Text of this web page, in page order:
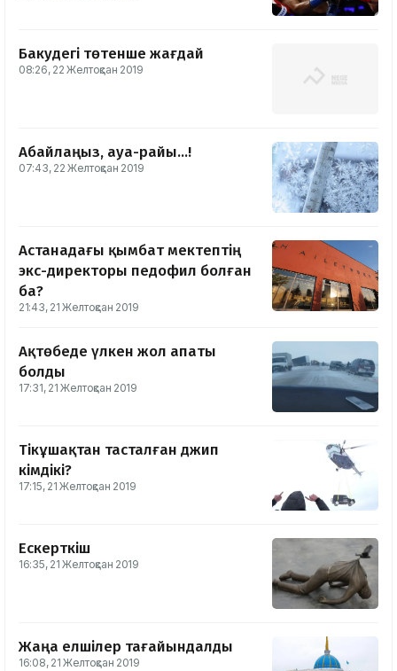
Бакудегі төтенше жағдай
08:26, 22 Желтоқсан 2019
Абайлаңыз, ауа-райы...!
07:43, 22 Желтоқсан 2019
Астанадағы қымбат мектептің
экс-директоры педофил болған
ба?
21:43, 21 Желтоқсан 2019
Ақтөбеде үлкен жол апаты
болды
17:31, 21 Желтоқсан 2019
Тікұшақтан тасталған джип
кімдікі?
17:15, 21 Желтоқсан 2019
Ескерткіш
16:35, 21 Желтоқсан 2019
Жаңа елшілер тағайындалды
16:08, 21 Желтоқсан 2019